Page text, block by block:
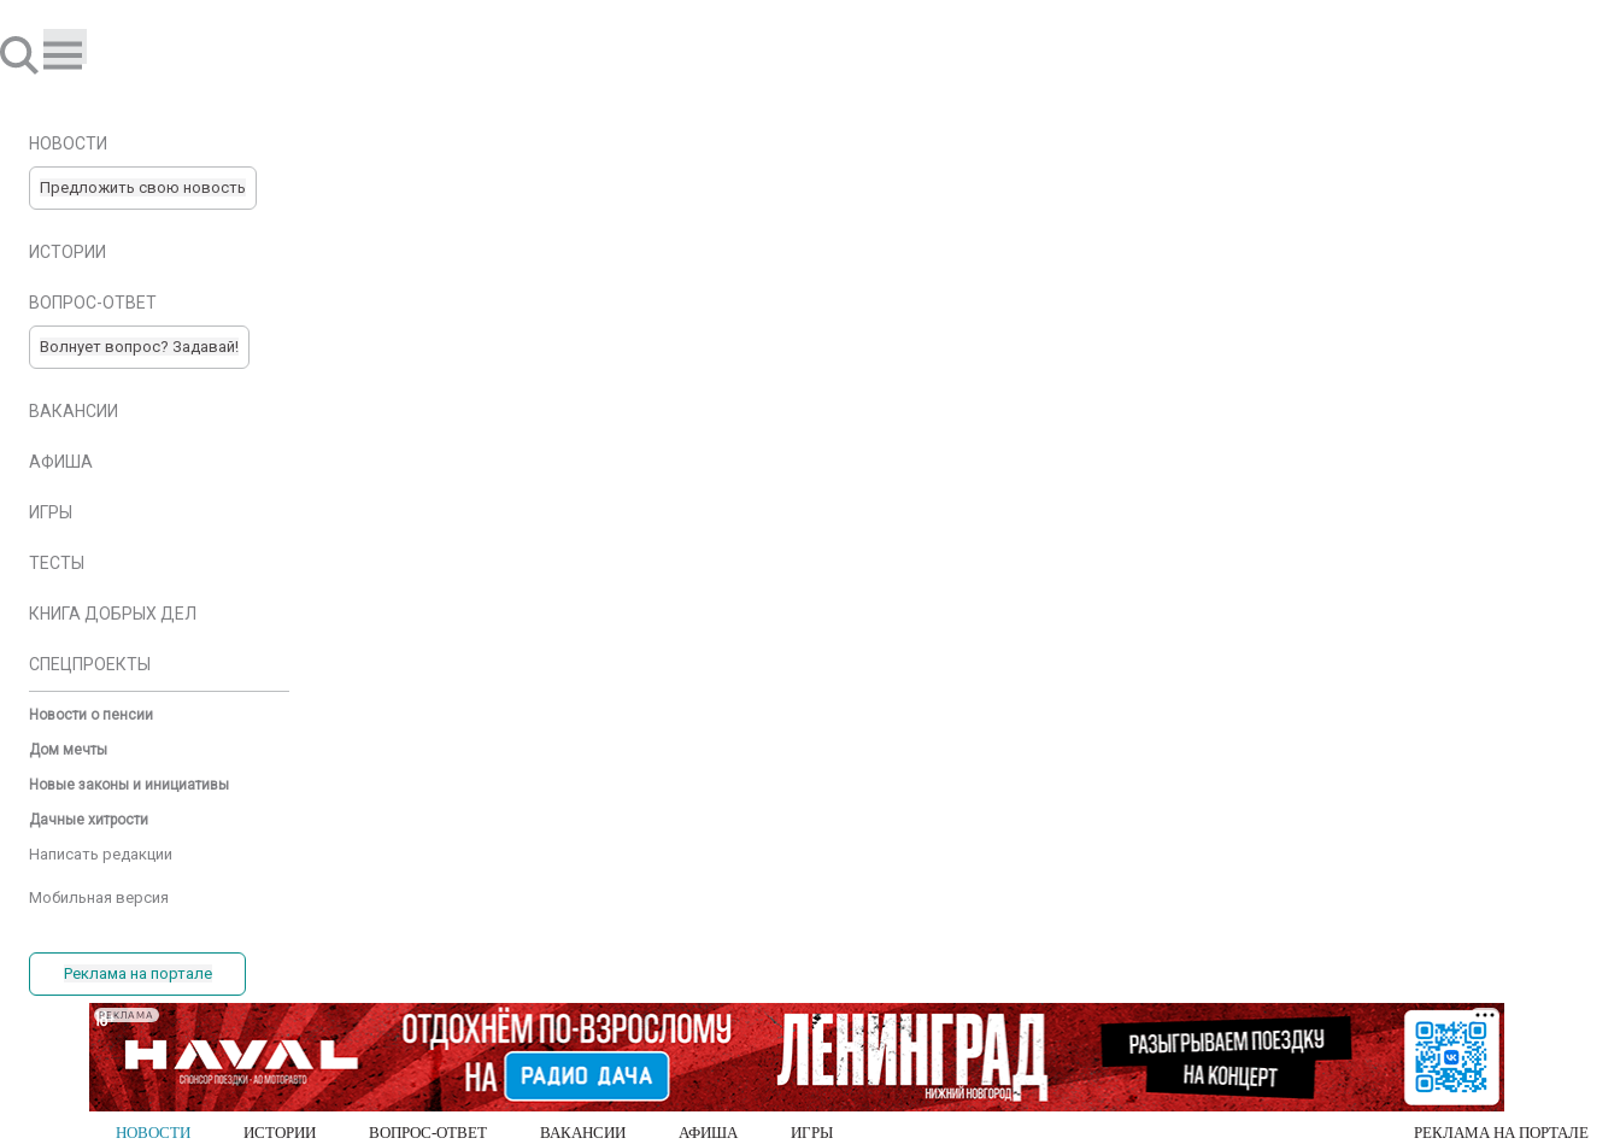
НОВОСТИ
Предложить свою новость
ИСТОРИИ
ВОПРОС-ОТВЕТ
Волнует вопрос? Задавай!
ВАКАНСИИ
АФИША
ИГРЫ
ТЕСТЫ
КНИГА ДОБРЫХ ДЕЛ
СПЕЦПРОЕКТЫ
Новости о пенсии
Дом мечты
Новые законы и инициативы
Дачные хитрости
Написать редакции
Мобильная версия
Реклама на портале
РЕКЛАМА
НОВОСТИ ИСТОРИИ ВОПРОС-ОТВЕТ ВАКАНСИИ АФИША ИГРЫ РЕКЛАМА НА ПОРТАЛЕ